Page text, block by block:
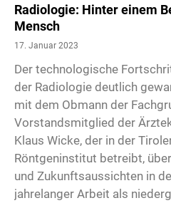
Radiologie: Hinter einem
Mensch
17. Januar 2023
Der technologische
der Radiologie deutlich
mit dem Obmann der
Vorstandsmitglied der
Klaus Wicke, der in der
Röntgeninstitut betreibt,
und Zukunftsaussichten in
jahrelanger Arbeit als